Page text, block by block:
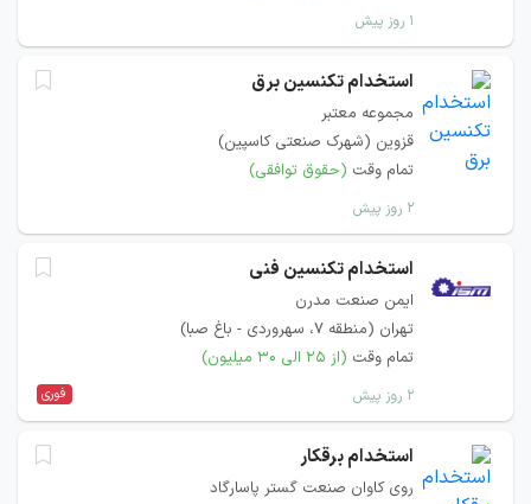
۱ روز پیش
استخدام تکنسین برق
مجموعه معتبر
قزوین (شهرک صنعتی کاسپین)
تمام وقت (حقوق توافقی)
۲ روز پیش
استخدام تکنسین فنی
ایمن صنعت مدرن
تهران (منطقه ۷، سهروردی - باغ صبا)
تمام وقت (از ۲۵ الی ۳۰ میلیون)
۲ روز پیش فوری
استخدام برقکار
روی کاوان صنعت گستر پاسارگاد